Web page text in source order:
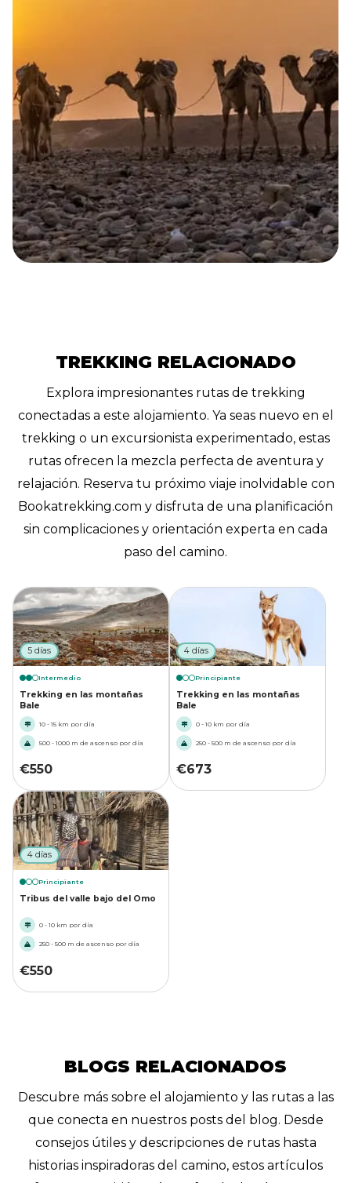
TREKKING RELACIONADO
Explora impresionantes rutas de trekking
conectadas a este alojamiento. Ya seas nuevo en el
trekking o un excursionista experimentado, estas
rutas ofrecen la mezcla perfecta de aventura y
relajación. Reserva tu próximo viaje inolvidable con
Bookatrekking.com y disfruta de una planificación
sin complicaciones y orientación experta en cada
paso del camino.
5 días
Intermedio
Trekking en las montañas
Bale
10 - 15 km por día
500 - 1000 m de ascenso por día
€550
4 días
Principiante
Trekking en las montañas
Bale
0 - 10 km por día
250 - 500 m de ascenso por día
€673
4 días
Principiante
Tribus del valle bajo del Omo
0 - 10 km por día
250 - 500 m de ascenso por día
€550
BLOGS RELACIONADOS
Descubre más sobre el alojamiento y las rutas a las
que conecta en nuestros posts del blog. Desde
consejos útiles y descripciones de rutas hasta
historias inspiradoras del camino, estos artículos